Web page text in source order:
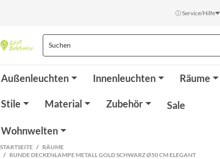
ⓘ Service/Hilfe
Außenleuchten Innenleuchten Räume
Stile Material Zubehör Sale
Wohnwelten
STARTSEITE
RÄUME
RUNDE DECKENLAMPE METALL GOLD SCHWARZ Ø50 CM ELEGANT